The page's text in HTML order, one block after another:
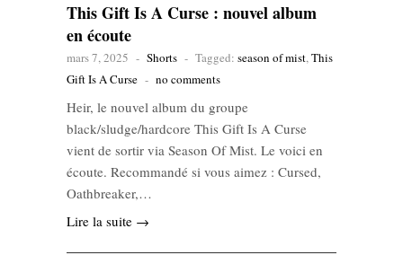
This Gift Is A Curse : nouvel album
en écoute
mars 7, 2025 - Shorts - Tagged: season of mist,This
Gift Is A Curse - no comments
Heir, le nouvel album du groupe
black/sludge/hardcore This Gift Is A Curse
vient de sortir via Season Of Mist. Le voici en
écoute. Recommandé si vous aimez : Cursed,
Oathbreaker,…
Lire la suite →